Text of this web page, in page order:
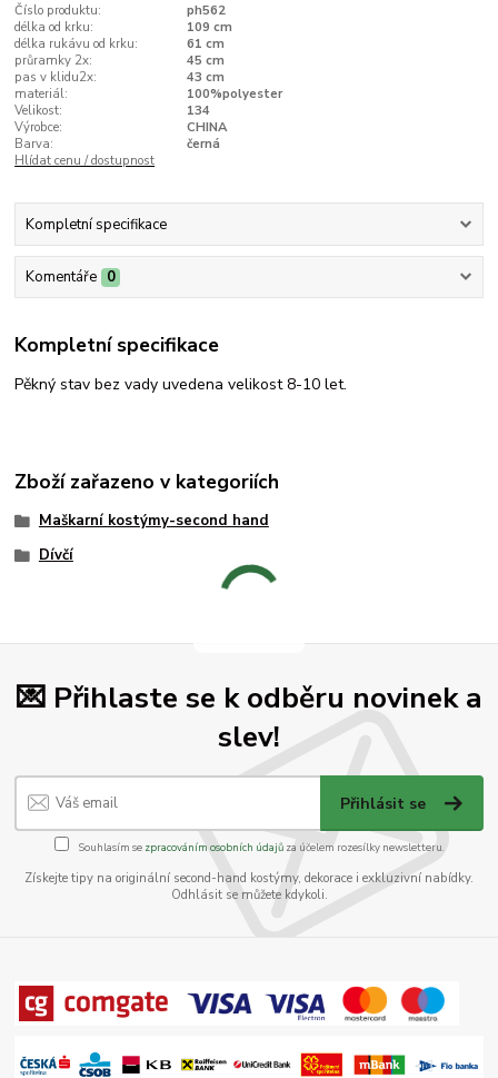
Číslo produktu:
ph562
délka od krku:
109 cm
délka rukávu od krku:
61 cm
průramky 2x:
45 cm
pas v klidu2x:
43 cm
materiál:
100%polyester
Velikost:
134
Výrobce:
CHINA
Barva:
černá
Hlídat cenu / dostupnost
Kompletní specifikace
Komentáře 0
Kompletní specifikace
Pěkný stav bez vady uvedena velikost 8-10 let.
Zboží zařazeno v kategoriích
Maškarní kostýmy-second hand
Dívčí
💌 Přihlaste se k odběru novinek a
slev!
Přihlásit se
Souhlasím se zpracováním osobních údajůza účelem rozesílky newsletteru.
Získejte tipy na originální second-hand kostýmy, dekorace i exkluzivní nabídky.
Odhlásit se můžete kdykoli.